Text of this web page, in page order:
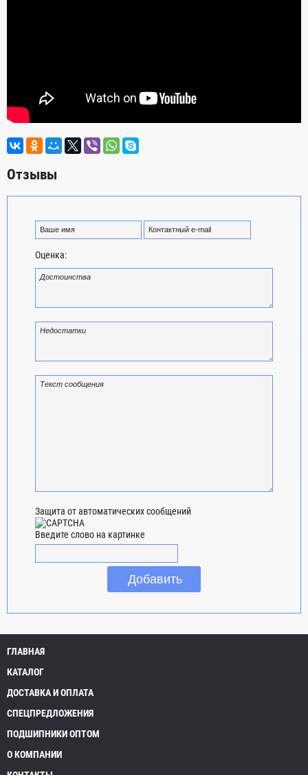
Отзывы
Оценка:
Защита от автоматических сообщений
Введите слово на картинке
ГЛАВНАЯ
КАТАЛОГ
ДОСТАВКА И ОПЛАТА
СПЕЦПРЕДЛОЖЕНИЯ
ПОДШИПНИКИ ОПТОМ
О КОМПАНИИ